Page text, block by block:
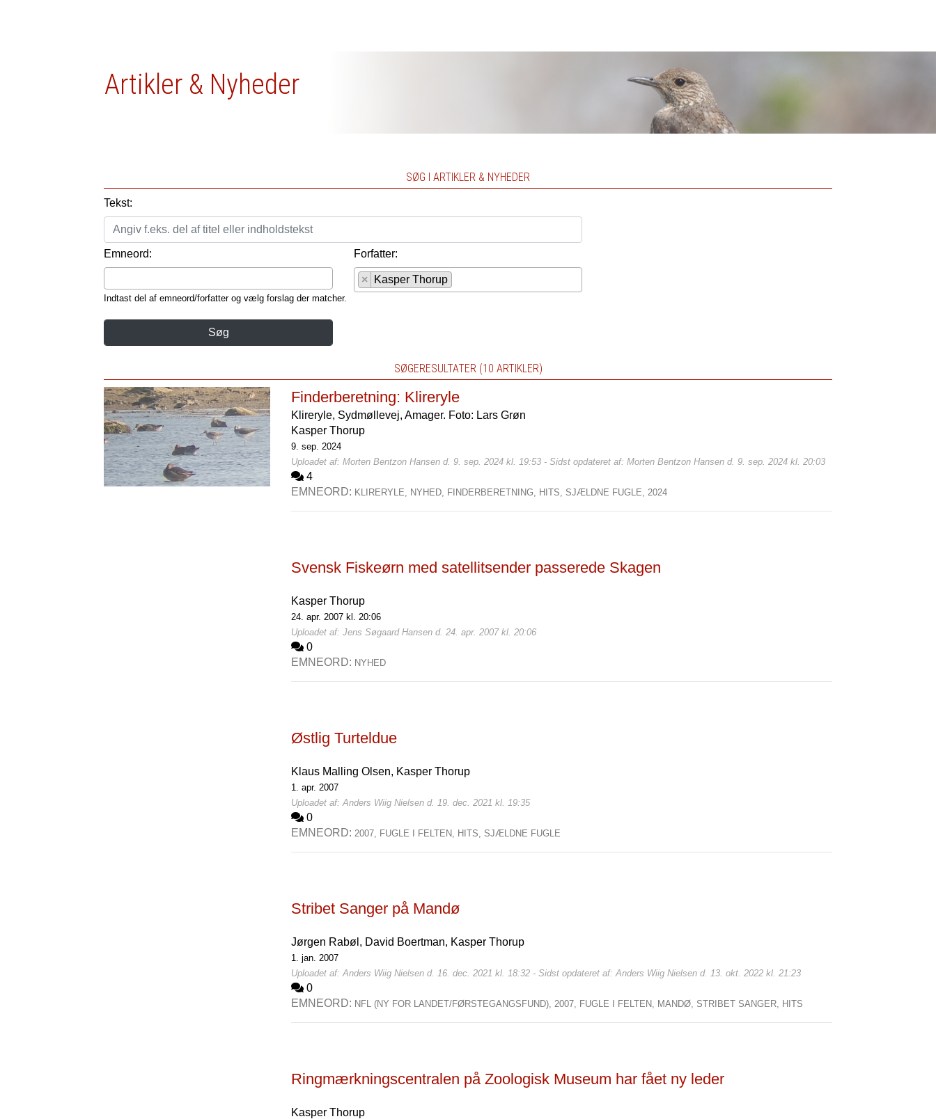
Artikler & Nyheder
SØG I ARTIKLER & NYHEDER
Tekst:
Emneord: Forfatter:
× Kasper Thorup
Indtast del af emneord/forfatter og vælg forslag der matcher.
Søg
SØGERESULTATER (10 ARTIKLER)
Finderberetning: Klireryle
Klireryle, Sydmøllevej, Amager. Foto: Lars Grøn
Kasper Thorup
9. sep. 2024
Uploadet af: Morten Bentzon Hansen d. 9. sep. 2024 kl. 19:53 - Sidst opdateret af: Morten Bentzon Hansen d. 9. sep. 2024 kl. 20:03
4
EMNEORD: KLIRERYLE, NYHED, FINDERBERETNING, HITS, SJÆLDNE FUGLE,2024
Svensk Fiskeørn med satellitsender passerede Skagen
Kasper Thorup
24. apr. 2007 kl. 20:06
Uploadet af: Jens Søgaard Hansen d. 24. apr. 2007 kl. 20:06
0
EMNEORD: NYHED
Østlig Turteldue
Klaus Malling Olsen, Kasper Thorup
1. apr. 2007
Uploadet af: Anders Wiig Nielsen d. 19. dec. 2021 kl. 19:35
0
EMNEORD: 2007, FUGLE I FELTEN, HITS, SJÆLDNE FUGLE
Stribet Sanger på Mandø
Jørgen Rabøl, David Boertman, Kasper Thorup
1. jan. 2007
Uploadet af: Anders Wiig Nielsen d. 16. dec. 2021 kl. 18:32 - Sidst opdateret af: Anders Wiig Nielsen d. 13. okt. 2022 kl. 21:23
0
EMNEORD: NFL (NY FOR LANDET/FØRSTEGANGSFUND),2007, FUGLE I FELTEN, MANDØ, STRIBET SANGER, HITS
Ringmærkningscentralen på Zoologisk Museum har fået ny leder
Kasper Thorup